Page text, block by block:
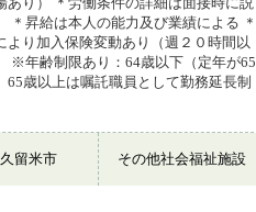
＊昇給は本人の能力及び業績による ＊
より加入保険変動あり（週２０時間以
※年齢制限あり：64歳以下（定年が65
65歳以上は嘱託職員として勤務延長制
留米市 その他社会福祉施設